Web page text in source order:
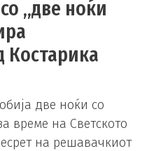
„две ноќи
Костарика
две ноќи со
време на Светското
на решавачкиот